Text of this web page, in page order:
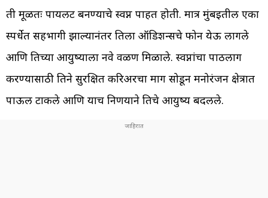
ती मूळतः पायलट बनण्याचे स्वप्न पाहत होती. मात्र मुंबईतील एका
स्पर्धेत सहभागी झाल्यानंतर तिला ऑडिशन्सचे फोन येऊ लागले
आणि तिच्या आयुष्याला नवे वळण मिळाले. स्वप्नांचा पाठलाग
करण्यासाठी तिने सुरक्षित करिअरचा मार्ग सोडून मनोरंजन क्षेत्रात
पाऊल टाकले आणि याच निर्णयाने तिचे आयुष्य बदलले.